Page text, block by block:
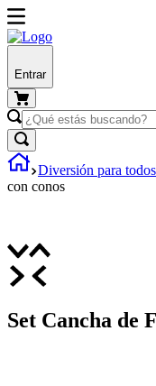
Entrar
Diversión para todos
con conos
Set Cancha de